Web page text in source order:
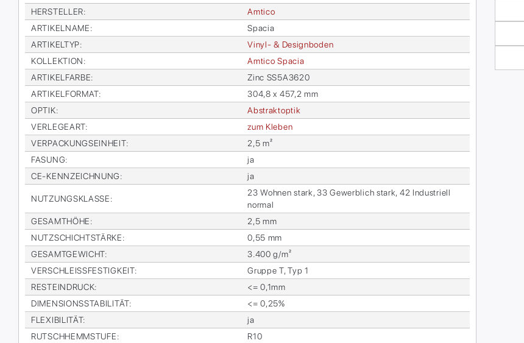
HER­STEL­LER:
Am­ti­co
AR­TI­KEL­NA­ME:
Spa­cia
AR­TI­KEL­TYP:
Vi­nyl- & De­sign­bo­den
KOL­LEK­TI­ON:
Am­ti­co Spa­cia
AR­TI­KEL­FAR­BE:
Zinc SS5A3620
AR­TI­KEL­FOR­MAT:
304,8 x 457,2 mm
OP­TIK:
Abs­trakt­op­tik
VER­LE­GE­ART:
zum Kle­ben
VER­PA­CKUNGS­EIN­HEIT:
2,5 m²
FA­SUNG:
ja
CE-KENN­ZEICH­NUNG: ja
NUT­ZUNGS­KLAS­SE:
23 Woh­nen stark, 33 Ge­werb­lich stark, 42 In­dus­tri­ell
nor­mal
GE­SAMT­HÖ­HE:
2,5 mm
NUTZ­SCHICHT­STÄR­KE:
0,55 mm
GE­SAMT­GE­WICHT:
3.400 g/m²
VER­SCHLEISS­FES­TIG­KEIT:
Grup­pe T, Typ 1
RESTEIN­DRUCK:
<= 0,1mm
DI­MEN­SI­ONS­STA­BI­LI­TÄT:
<= 0,25%
FLE­XI­BI­LI­TÄT:
ja
RUTSCH­HEMM­STU­FE: R10